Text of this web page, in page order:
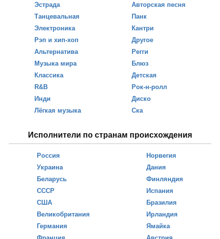
Эстрада
Танцевальная
Электроника
Рэп и хип-хоп
Альтернатива
Музыка мира
Классика
R&B
Инди
Лёгкая музыка
Авторская песня
Панк
Кантри
Другое
Регги
Блюз
Детская
Рок-н-ролл
Диско
Ска
Исполнители по странам происхождения
Россия
Украина
Беларусь
СССР
США
Великобритания
Германия
Норвегия
Дания
Финляндия
Испания
Бразилия
Ирландия
Ямайка